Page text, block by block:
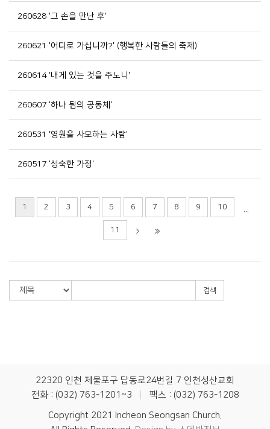
260628 '그 손을 만난 후'
260621 '어디로 가십니까?' (행복한 사람들의 축제)
260614 '내게 있는 것을 주노니'
260607 '하나 됨의 공동체'
260531 '영원을 사모하는 사람'
260517 '성숙한 가정'
1 2 3 4 5 6 7 8 9 10
11
검색
22320 인천 제물포구 답동로24번길 7 인천성산교회
전화 : (032) 763-1201~3
팩스 : (032) 763-1208
Copyright 2021 Incheon Seongsan Church.